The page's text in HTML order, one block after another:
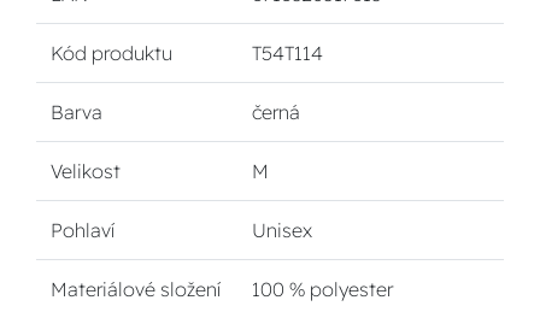
Kód produktu T54T114
Barva černá
Velikost M
Pohlaví Unisex
Materiálové složení 100 % polyester